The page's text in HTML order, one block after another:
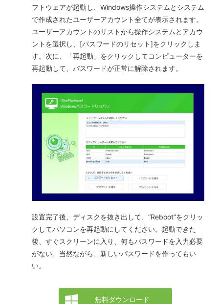
フトウェアが起動し、Windows操作システムとシステム
で作成されたユーザーアカウント全てが表示されます。
ユーザーアカウントのリストから操作システムとアカウ
ントを選択し、[パスワードのリセット]をクリックしま
す。次に、「再起動」をクリックしてコンピューターを
再起動して、パスワードが正常に解除されます。
設置完了後、ディスクを抜き出して、“Reboot”をクリッ
クしてパソコンを再起動にしてください。起動できた
後、すぐスクリーンに入り、何もパスワードを入力必要
がない、当然ながら、新しいパスワードを作ってもい
い。
無料ダウンロード